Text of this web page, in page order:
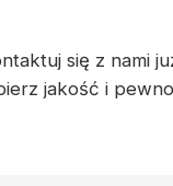
się z nami
jakość i